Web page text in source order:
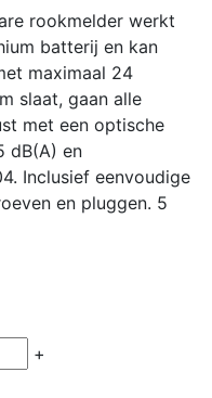
rookmelder werkt
batterij en kan
maximaal 24
slaat, gaan alle
met een optische
dB(A) en
Inclusief eenvoudige
en pluggen. 5
+